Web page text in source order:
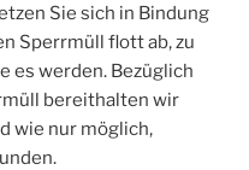
Sie sich in Bindung
Sperrmüll flott ab, zu
es werden. Bezüglich
bereithalten wir
wie nur möglich,